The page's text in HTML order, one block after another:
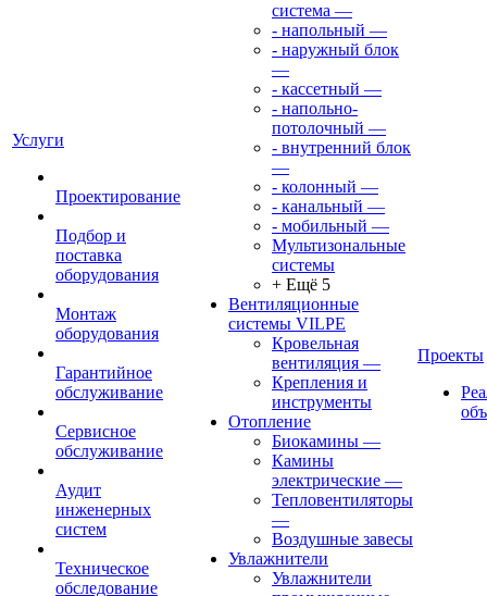
Услуги
Проектирование
Подбор и
поставка
оборудования
Монтаж
оборудования
Гарантийное
обслуживание
Сервисное
обслуживание
Аудит
инженерных
систем
Техническое
обследование
система —
- напольный —
- наружный блок
—
- кассетный —
- напольно-
потолочный —
- внутренний блок
—
- колонный —
- канальный —
- мобильный —
Мультизональные
системы
+ Ещё 5
Вентиляционные
системы VILPE
Кровельная
вентиляция —
Крепления и
инструменты
Отопление
Биокамины —
Камины
электрические —
Тепловентиляторы
—
Воздушные завесы
Увлажнители
Увлажнители
Проекты